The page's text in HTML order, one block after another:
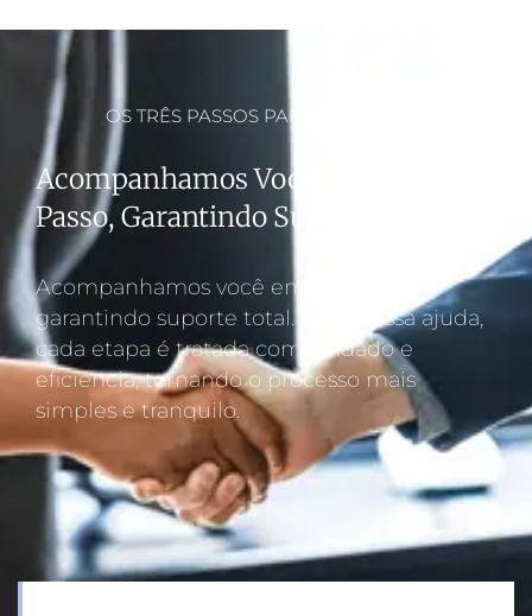
OS TRÊS PASSOS PARA O SUCESSO
Acompanhamos Você Em Cada
Passo, Garantindo Suporte Total.
Acompanhamos você em cada passo,
garantindo suporte total. Com nossa ajuda,
cada etapa é tratada com cuidado e
eficiência, tornando o processo mais
simples e tranquilo.